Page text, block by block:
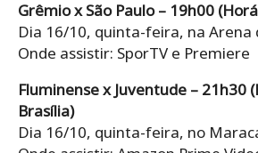
Grêmio x São Paulo – 19h00
Dia 16/10, quinta-feira, na Arena
Onde assistir: SporTV e Premiere
Fluminense x Juventude – 21h30
Brasília)
Dia 16/10, quinta-feira, no